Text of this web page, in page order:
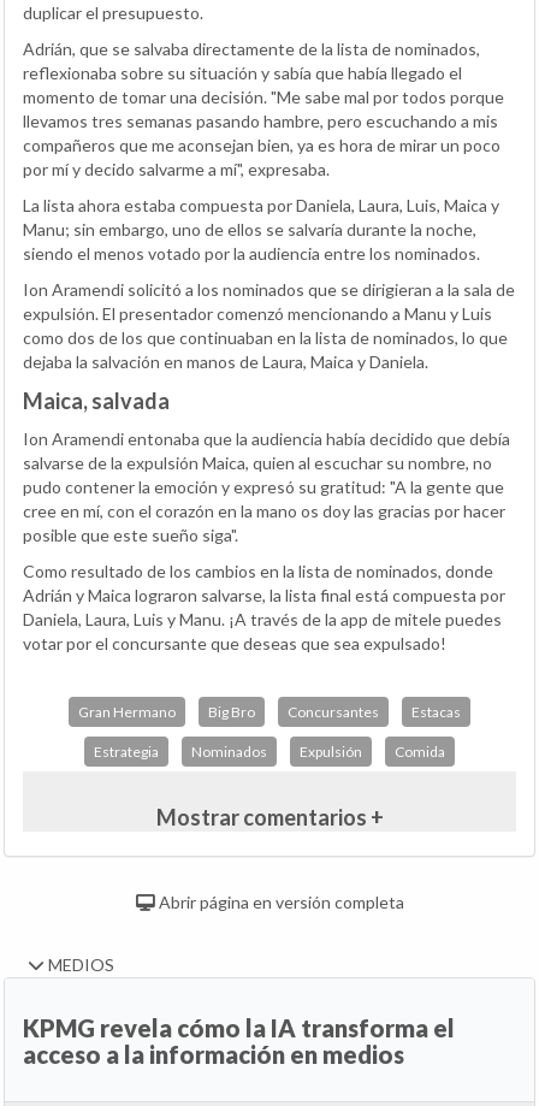
duplicar el presupuesto.
Adrián, que se salvaba directamente de la lista de nominados,
reflexionaba sobre su situación y sabía que había llegado el
momento de tomar una decisión. "Me sabe mal por todos porque
llevamos tres semanas pasando hambre, pero escuchando a mis
compañeros que me aconsejan bien, ya es hora de mirar un poco
por mí y decido salvarme a mí", expresaba.
La lista ahora estaba compuesta por Daniela, Laura, Luis, Maica y
Manu; sin embargo, uno de ellos se salvaría durante la noche,
siendo el menos votado por la audiencia entre los nominados.
Ion Aramendi solicitó a los nominados que se dirigieran a la sala de
expulsión. El presentador comenzó mencionando a Manu y Luis
como dos de los que continuaban en la lista de nominados, lo que
dejaba la salvación en manos de Laura, Maica y Daniela.
Maica, salvada
Ion Aramendi entonaba que la audiencia había decidido que debía
salvarse de la expulsión Maica, quien al escuchar su nombre, no
pudo contener la emoción y expresó su gratitud: "A la gente que
cree en mí, con el corazón en la mano os doy las gracias por hacer
posible que este sueño siga".
Como resultado de los cambios en la lista de nominados, donde
Adrián y Maica lograron salvarse, la lista final está compuesta por
Daniela, Laura, Luis y Manu. ¡A través de la app de mitele puedes
votar por el concursante que deseas que sea expulsado!
Gran Hermano Big Bro Concursantes Estacas
Estrategia Nominados Expulsión Comida
Mostrar comentarios +
Abrir página en versión completa
MEDIOS
KPMG revela cómo la IA transforma el
acceso a la información en medios